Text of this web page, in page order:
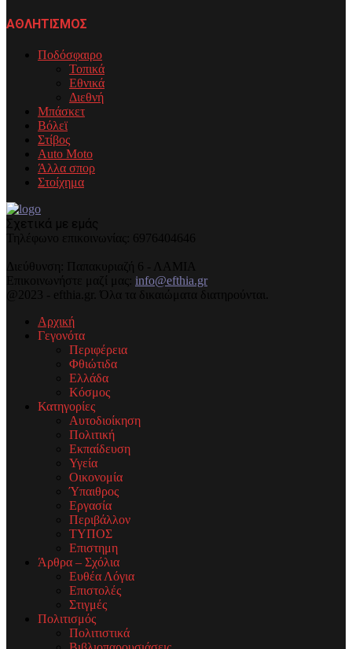
ΑΘΛΗΤΙΣΜΟΣ
Ποδόσφαιρο
Τοπικά
Εθνικά
Διεθνή
Μπάσκετ
Βόλεϊ
Στίβος
Auto Moto
Άλλα σπορ
Στοίχημα
Σχετικά με εμάς
Τηλέφωνo επικοινωνίας: 6976404646
Διεύθυνση: Παπακυριαζή 6 - ΛΑΜΙΑ
Επικοινωνήστε μαζί μας: info@efthia.gr
@2023 - efthia.gr. Όλα τα δικαιώματα διατηρούνται.
Αρχική
Γεγονότα
Περιφέρεια
Φθιώτιδα
Ελλάδα
Κόσμος
Κατηγορίες
Αυτοδιοίκηση
Πολιτική
Εκπαίδευση
Υγεία
Οικονομία
Ύπαιθρος
Εργασία
Περιβάλλον
ΤΥΠΟΣ
Επιστημη
Άρθρα – Σχόλια
Ευθέα Λόγια
Επιστολές
Στιγμές
Πολιτισμός
Πολιτιστικά